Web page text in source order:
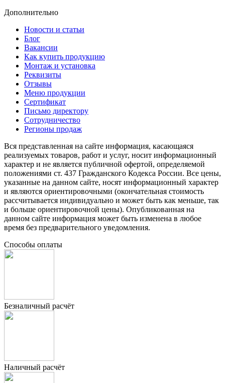
Дополнительно
Новости и статьи
Блог
Вакансии
Как купить продукцию
Монтаж и установка
Реквизиты
Отзывы
Меню продукции
Сертификат
Письмо директору
Сотрудничество
Регионы продаж
Вся представленная на сайте информация, касающаяся
реализуемых товаров, работ и услуг, носит информационный
характер и не является публичной офертой, определяемой
положениями ст. 437 Гражданского Кодекса России. Все цены,
указанные на данном сайте, носят информационный характер
и являются ориентировочными (окончательная стоимость
рассчитывается индивидуально и может быть как меньше, так
и больше ориентировочной цены). Опубликованная на
данном сайте информация может быть изменена в любое
время без предварительного уведомления.
Способы оплаты
Безналичный расчёт
Наличный расчёт